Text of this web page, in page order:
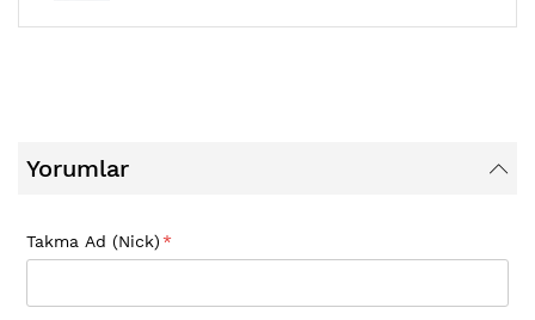
Yorumlar
Takma Ad (Nick)